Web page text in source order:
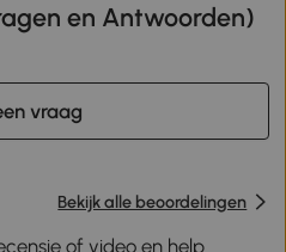
vraag
Bekijk alle beoordelingen
of video en help